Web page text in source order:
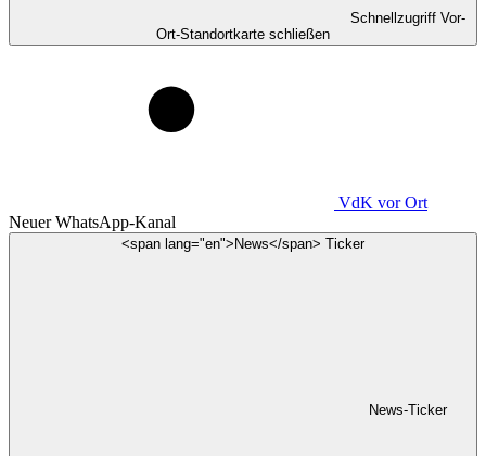
Schnellzugriff Vor-
Ort-Standortkarte schließen
VdK vor Ort
Neuer WhatsApp-Kanal
<span lang="en">News</span> Ticker
News-Ticker